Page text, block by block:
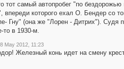
тот самый автопробег "по бездорожью
впереди которого ехал О. Бендер со
Гну" (она же "Лорен - Дитрих"). Судя
то в 1930-м.
8 May 2012, 11:23
Железный конь идет на смену